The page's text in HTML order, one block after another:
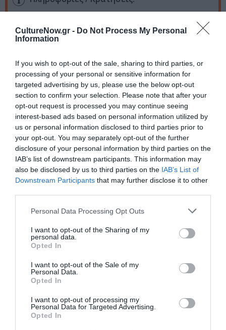
CultureNow.gr - Do Not Process My Personal
Information
If you wish to opt-out of the sale, sharing to third parties, or
processing of your personal or sensitive information for
targeted advertising by us, please use the below opt-out
section to confirm your selection. Please note that after your
opt-out request is processed you may continue seeing
interest-based ads based on personal information utilized by
us or personal information disclosed to third parties prior to
your opt-out. You may separately opt-out of the further
disclosure of your personal information by third parties on the
IAB’s list of downstream participants. This information may
also be disclosed by us to third parties on the IAB’s List of
Downstream Participants that may further disclose it to other
Personal Data Processing Opt Outs
I want to opt-out of the Sharing of my
personal data.
Opted In
I want to opt-out of the Sale of my
Personal Data.
Opted In
I want to opt-out of processing my
Personal Data for Targeted Advertising.
Opted In
Δείτε όλα τα τελευταία νέαγια την Τέχνη και τον
Πολιτισμό στοCulturenow.gr
Νέοι Διαγωνισμοί❯
Tags
ΔΩΡΕΑΝ ΕΚΔΗΛΩΣΕΙΣ
ΕΙΚΑΣΤΙΚΕΣ ΕΚΘΕΣΕΙΣ
ΕΚΘΕΣΗ ΖΩΓΡΑΦΙΚΗΣ
ΖΩΓΡΑΦΙΚΗ
ΖΩΓΡΑΦΟΣ
ΛΟΥΙΖΑ ΚΑΡΑΠΙΔΑΚΗ
Newsletter
Κάθε βδομάδα στο e-mail σας τα τελευταία νέα για
την Τέχνη και τον Πολιτισμό!